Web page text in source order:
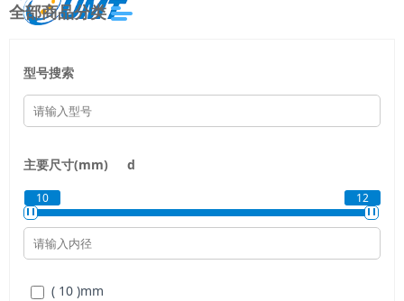
全部商品分类
型号搜索
主要尺寸(mm) d
10 12
( 10 )mm